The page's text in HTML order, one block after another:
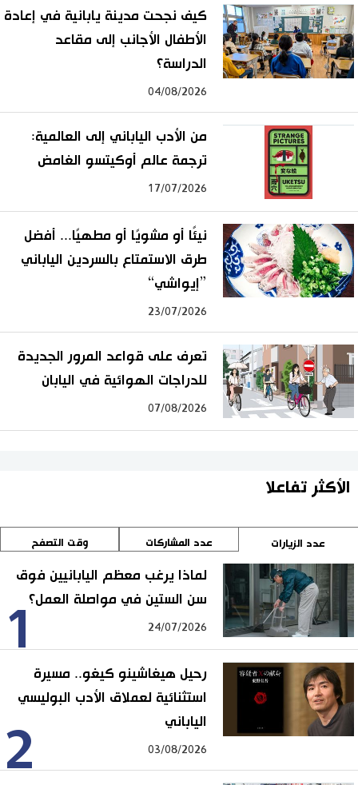
كيف نجحت مدينة يابانية في إعادة
الأطفال الأجانب إلى مقاعد
الدراسة؟
04/08/2026
من الأدب الياباني إلى العالمية:
ترجمة عالم أوكيتسو الغامض
17/07/2026
نيئًا أو مشويًا أو مطهيًا... أفضل
طرق الاستمتاع بالسردين الياباني
”إيواشي“
23/07/2026
تعرف على قواعد المرور الجديدة
للدراجات الهوائية في اليابان
07/08/2026
الأكثر تفاعلا
عدد الزيارات عدد المشاركات وقت التصفح
1
لماذا يرغب معظم اليابانيين فوق
سن الستين في مواصلة العمل؟
24/07/2026
2
رحيل هيغاشينو كيغو.. مسيرة
استثنائية لعملاق الأدب البوليسي
الياباني
03/08/2026